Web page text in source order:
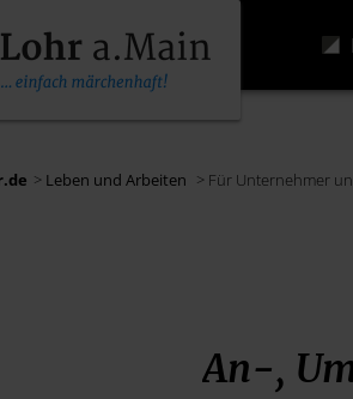
> Leben und Arbeiten > Für Unternehmer
An-,